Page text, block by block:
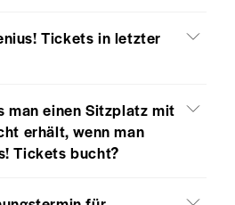
Tickets in letzter
man einen Sitzplatz mit
erhält, wenn man
Tickets bucht?